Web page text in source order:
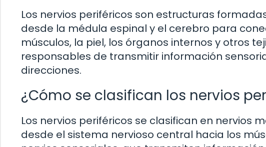
Los nervios periféricos son estructuras
desde la médula espinal y el cerebro para
músculos, la piel, los órganos internos y otros
responsables de transmitir información
direcciones.
¿Cómo se clasifican los nervios
Los nervios periféricos se clasifican en nervios
desde el sistema nervioso central hacia los